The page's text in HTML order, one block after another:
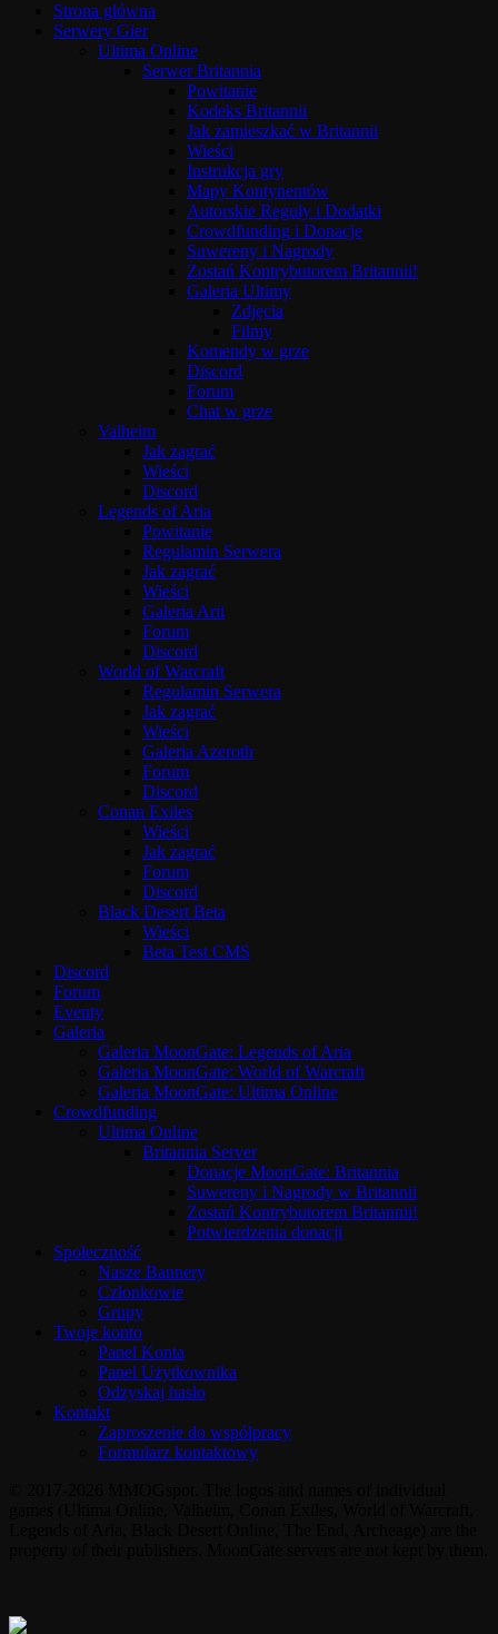
Strona główna
Serwery Gier
Ultima Online
Serwer Britannia
Powitanie
Kodeks Britannii
Jak zamieszkać w Britannii
Wieści
Instrukcja gry
Mapy Kontynentów
Autorskie Reguły i Dodatki
Crowdfunding i Donacje
Suwereny i Nagrody
Zostań Kontrybutorem Britannii!
Galeria Ultimy
Zdjęcia
Filmy
Komendy w grze
Discord
Forum
Chat w grze
Valheim
Jak zagrać
Wieści
Discord
Legends of Aria
Powitanie
Regulamin Serwera
Jak zagrać
Wieści
Galeria Arii
Forum
Discord
World of Warcraft
Regulamin Serwera
Jak zagrać
Wieści
Galeria Azeroth
Forum
Discord
Conan Exiles
Wieści
Jak zagrać
Forum
Discord
Black Desert Beta
Wieści
Beta Test CMS
Discord
Forum
Eventy
Galeria
Galeria MoonGate: Legends of Aria
Galeria MoonGate: World of Warcraft
Galeria MoonGate: Ultima Online
Crowdfunding
Ultima Online
Britannia Server
Donacje MoonGate: Britannia
Suwereny i Nagrody w Britannii
Zostań Kontrybutorem Britannii!
Potwierdzenia donacji
Społeczność
Nasze Bannery
Członkowie
Grupy
Twoje konto
Panel Konta
Panel Użytkownika
Odzyskaj hasło
Kontakt
Zaproszenie do współpracy
Formularz kontaktowy